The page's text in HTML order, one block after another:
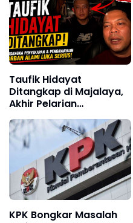
Taufik Hidayat
Ditangkap di Majalaya,
Akhir Pelarian
Tersangka Kasus
Penyekapan dan
Penganiayaan Wanita di
Bandung
KPK Bongkar Masalah